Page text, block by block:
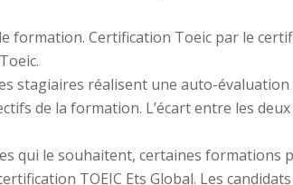
formation. Certification Toeic par le
stagiaires réalisent une auto-évaluation
de la formation. L’écart entre les
qui le souhaitent, certaines formations
TOEIC Ets Global. Les